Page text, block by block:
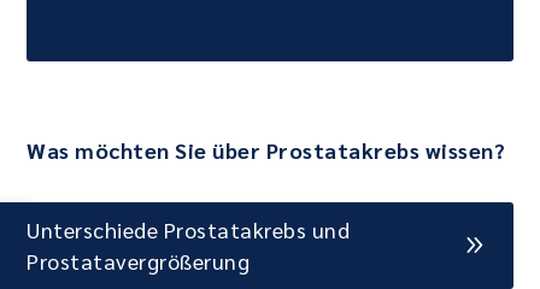
Was möchten Sie über Prostatakrebs wissen?
Unterschiede Prostatakrebs und
Prostatavergrößerung